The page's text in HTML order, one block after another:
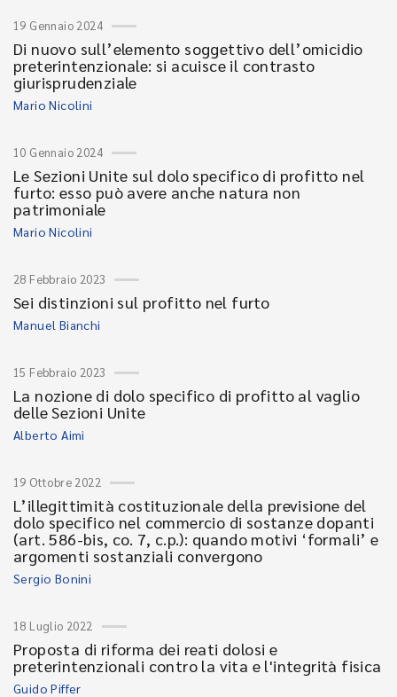
19 Gennaio 2024
Di nuovo sull’elemento soggettivo dell’omicidio
preterintenzionale: si acuisce il contrasto
giurisprudenziale
Mario Nicolini
10 Gennaio 2024
Le Sezioni Unite sul dolo specifico di profitto nel
furto: esso può avere anche natura non
patrimoniale
Mario Nicolini
28 Febbraio 2023
Sei distinzioni sul profitto nel furto
Manuel Bianchi
15 Febbraio 2023
La nozione di dolo specifico di profitto al vaglio
delle Sezioni Unite
Alberto Aimi
19 Ottobre 2022
L’illegittimità costituzionale della previsione del
dolo specifico nel commercio di sostanze dopanti
(art. 586-bis, co. 7, c.p.): quando motivi ‘formali’ e
argomenti sostanziali convergono
Sergio Bonini
18 Luglio 2022
Proposta di riforma dei reati dolosi e
preterintenzionali contro la vita e l'integrità fisica
Guido Piffer